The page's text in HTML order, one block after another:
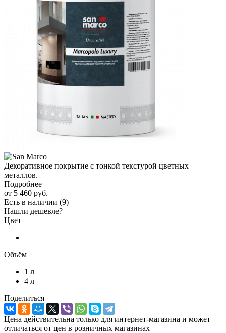
Декоративное покрытие с тонкой текстурой цветных
металлов.
Подробнее
от 5 460 руб.
Есть в наличии (9)
Нашли дешевле?
Цвет
Объём
1 л
4 л
Поделиться
Цена действительна только для интернет-магазина и может
отличаться от цен в розничных магазинах